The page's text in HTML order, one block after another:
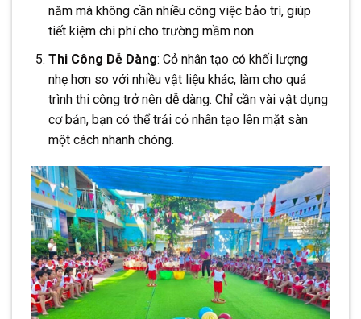
năm mà không cần nhiều công việc bảo trì, giúp
tiết kiệm chi phí cho trường mầm non.
Thi Công Dễ Dàng: Cỏ nhân tạo có khối lượng
nhẹ hơn so với nhiều vật liệu khác, làm cho quá
trình thi công trở nên dễ dàng. Chỉ cần vài vật dụng
cơ bản, bạn có thể trải cỏ nhân tạo lên mặt sàn
một cách nhanh chóng.